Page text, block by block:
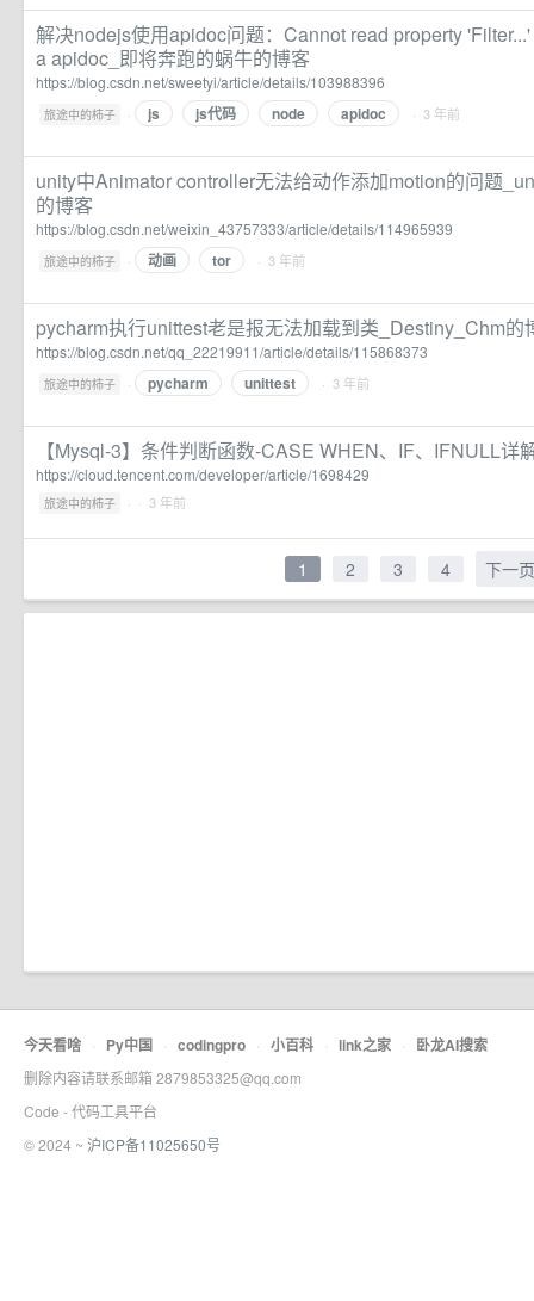
解决nodejs使用apidoc问题：Cannot read property
a apidoc_即将奔跑的蜗牛的博客
https://blog.csdn.net/sweetyi/article/details/103988396
旅途中的柿子 · js js代码 node apidoc · 3 年前
unity中Animator controller无法给动作添加motion的问题
的博客
https://blog.csdn.net/weixin_43757333/article/details/114965939
旅途中的柿子 · 动画 tor · 3 年前
pycharm执行unittest老是报无法加载到类_Destiny_Chm的
https://blog.csdn.net/qq_22219911/article/details/115868373
旅途中的柿子 · pycharm unittest · 3 年前
【Mysql-3】条件判断函数-CASE WHEN、IF、IFNULL详
https://cloud.tencent.com/developer/article/1698429
旅途中的柿子 · · 3 年前
1 2 3 4 下一页
今天看啥 · Py中国 · codingpro · 小百科 · link之家 · 卧龙AI搜索
删除内容请联系邮箱 2879853325@qq.com
Code - 代码工具平台
© 2024 ~ 沪ICP备11025650号